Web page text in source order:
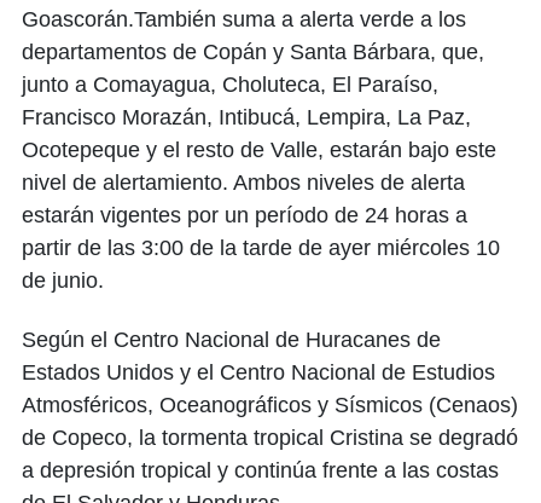
Goascorán.También suma a alerta verde a los
departamentos de Copán y Santa Bárbara, que,
junto a Comayagua, Choluteca, El Paraíso,
Francisco Morazán, Intibucá, Lempira, La Paz,
Ocotepeque y el resto de Valle, estarán bajo este
nivel de alertamiento. Ambos niveles de alerta
estarán vigentes por un período de 24 horas a
partir de las 3:00 de la tarde de ayer miércoles 10
de junio.
Según el Centro Nacional de Huracanes de
Estados Unidos y el Centro Nacional de Estudios
Atmosféricos, Oceanográficos y Sísmicos (Cenaos)
de Copeco, la tormenta tropical Cristina se degradó
a depresión tropical y continúa frente a las costas